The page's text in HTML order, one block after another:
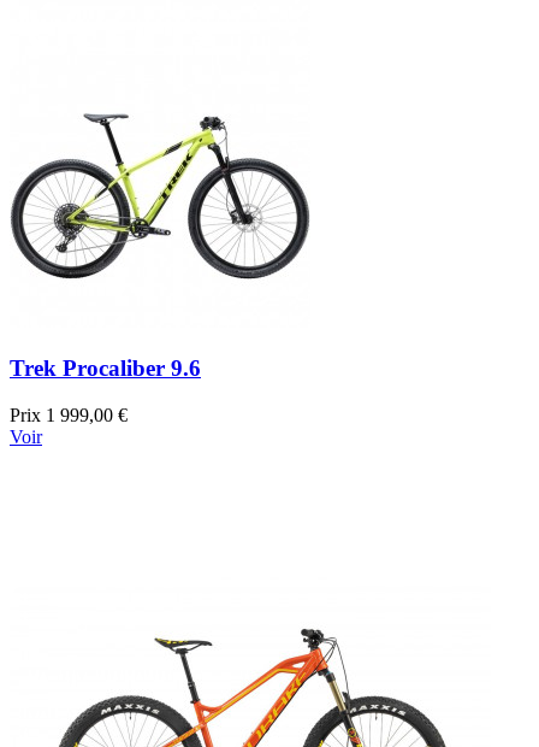
Trek Procaliber 9.6
Prix 1 999,00 €
Voir